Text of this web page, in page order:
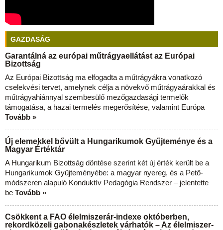
GAZDASÁG
Garantálná az európai műtrágyaellátást az Európai
Bizottság
Az Európai Bizottság ma elfogadta a műtrágyákra vonatkozó
cselekvési tervet, amelynek célja a növekvő műtrágyaárakkal és
műtrágyahiánnyal szembesülő mezőgazdasági termelők
támogatása, a hazai termelés megerősítése, valamint Európa
Tovább »
Új elemekkel bővült a Hungarikumok Gyűjteménye és a
Magyar Értéktár
A Hungarikum Bizottság döntése szerint két új érték került be a
Hungarikumok Gyűjteményébe: a magyar nyereg, és a Pető-
módszeren alapuló Konduktív Pedagógia Rendszer – jelentette
be Tovább »
Csökkent a FAO élelmiszerár-indexe októberben,
rekordközeli gabonakészletek várhatók – Az élelmiszer-